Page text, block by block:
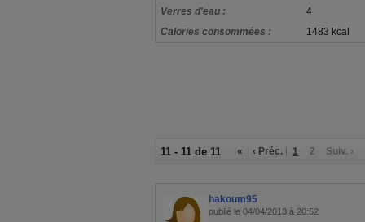
Verres d'eau :
4
Calories consommées :
1483 kcal
11 - 11 de 11 « ‹ Préc. 1 2 Suiv. ›
hakoum95
publié le 04/04/2013 à 20:52